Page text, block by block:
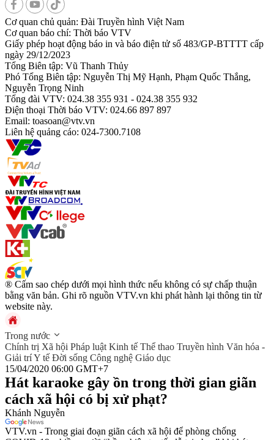
Cơ quan chủ quản: Đài Truyền hình Việt Nam
Cơ quan báo chí: Thời báo VTV
Giấy phép hoạt động báo in và báo điện tử số 483/GP-BTTTT cấp
ngày 29/12/2023
Tổng Biên tập: Vũ Thanh Thủy
Phó Tổng Biên tập: Nguyễn Thị Mỹ Hạnh, Phạm Quốc Thắng,
Nguyễn Trọng Ninh
Tổng đài VTV: 024.38 355 931 - 024.38 355 932
Ðiện thoại Thời báo VTV: 024.66 897 897
Email: toasoan@vtv.vn
Liên hệ quảng cáo: 024-7300.7108
® Cấm sao chép dưới mọi hình thức nếu không có sự chấp thuận
bằng văn bản. Ghi rõ nguồn VTV.vn khi phát hành lại thông tin từ
website này.
Trong nước
Chính trị Xã hội Pháp luật Kinh tế Thể thao Truyền hình Văn hóa -
Giải tríY tế Đời sống Công nghệ Giáo dục
15/04/2020 06:00 GMT+7
Hát karaoke gây ồn trong thời gian giãn
cách xã hội có bị xử phạt?
Khánh Nguyễn
VTV.vn - Trong giai đoạn giãn cách xã hội để phòng chống